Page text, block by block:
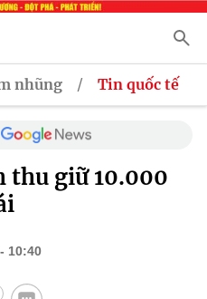
nhũng / Tin quốc tế
thu giữ 10.000
10:40